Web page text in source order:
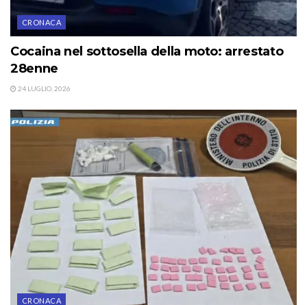
CRONACA
Cocaina nel sottosella della moto: arrestato
28enne
24 LUGLIO, 2026
CRONACA